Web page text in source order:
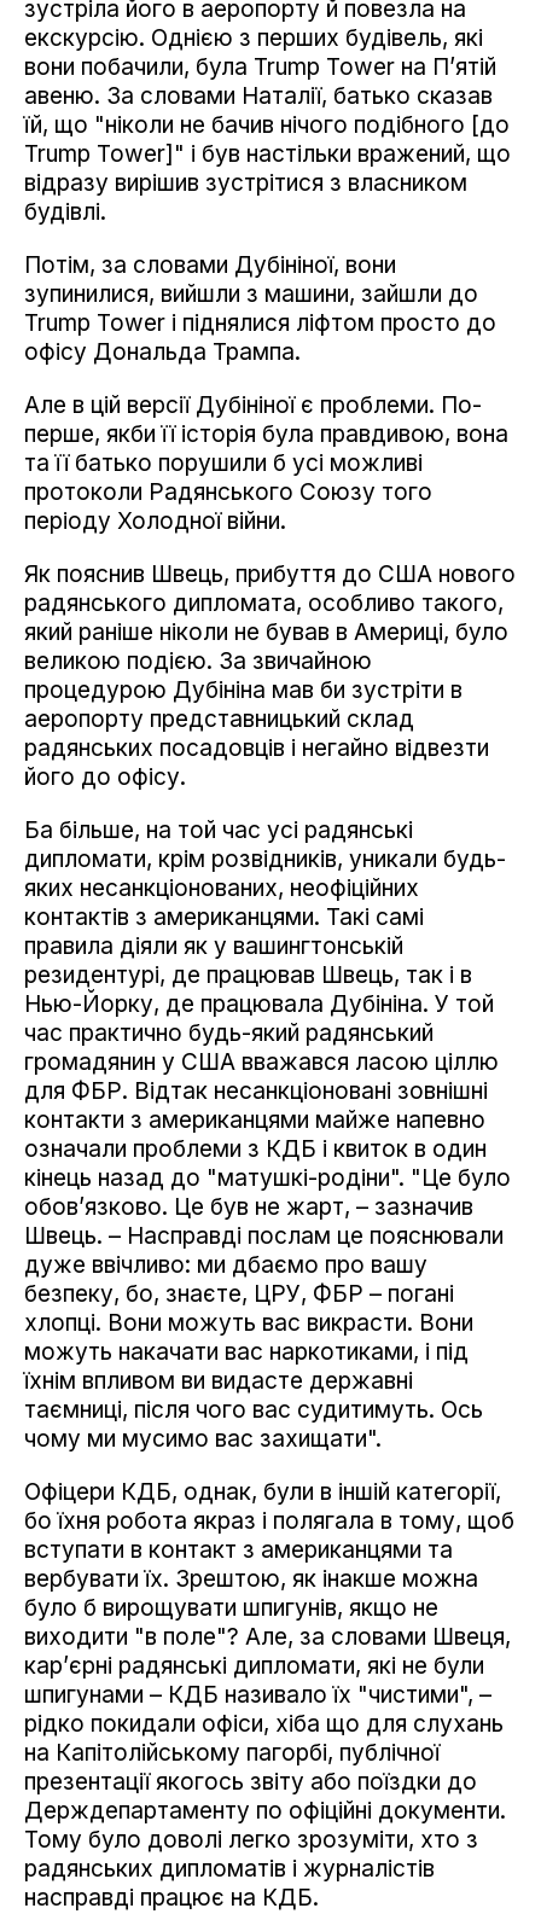
зустріла його в аеропорту й повезла на
екскурсію. Однією з перших будівель, які
вони побачили, була Trump Tower на П’ятій
авеню. За словами Наталії, батько сказав
їй, що "ніколи не бачив нічого подібного [до
Trump Tower]" і був настільки вражений, що
відразу вирішив зустрітися з власником
будівлі.
Потім, за словами Дубініної, вони
зупинилися, вийшли з машини, зайшли до
Trump Tower і піднялися ліфтом просто до
офісу Дональда Трампа.
Але в цій версії Дубініної є проблеми. По-
перше, якби її історія була правдивою, вона
та її батько порушили б усі можливі
протоколи Радянського Союзу того
періоду Холодної війни.
Як пояснив Швець, прибуття до США нового
радянського дипломата, особливо такого,
який раніше ніколи не бував в Америці, було
великою подією. За звичайною
процедурою Дубініна мав би зустріти в
аеропорту представницький склад
радянських посадовців і негайно відвезти
його до офісу.
Ба більше, на той час усі радянські
дипломати, крім розвідників, уникали будь-
яких несанкціонованих, неофіційних
контактів з американцями. Такі самі
правила діяли як у вашингтонській
резидентурі, де працював Швець, так і в
Нью-Йорку, де працювала Дубініна. У той
час практично будь-який радянський
громадянин у США вважався ласою ціллю
для ФБР. Відтак несанкціоновані зовнішні
контакти з американцями майже напевно
означали проблеми з КДБ і квиток в один
кінець назад до "матушкі-родіни". "Це було
обов’язково. Це був не жарт, – зазначив
Швець. – Насправді послам це пояснювали
дуже ввічливо: ми дбаємо про вашу
безпеку, бо, знаєте, ЦРУ, ФБР – погані
хлопці. Вони можуть вас викрасти. Вони
можуть накачати вас наркотиками, і під
їхнім впливом ви видасте державні
таємниці, після чого вас судитимуть. Ось
чому ми мусимо вас захищати".
Офіцери КДБ, однак, були в іншій категорії,
бо їхня робота якраз і полягала в тому, щоб
вступати в контакт з американцями та
вербувати їх. Зрештою, як інакше можна
було б вирощувати шпигунів, якщо не
виходити "в поле"? Але, за словами Швеця,
кар’єрні радянські дипломати, які не були
шпигунами – КДБ називало їх "чистими", –
рідко покидали офіси, хіба що для слухань
на Капітолійському пагорбі, публічної
презентації якогось звіту або поїздки до
Держдепартаменту по офіційні документи.
Тому було доволі легко зрозуміти, хто з
радянських дипломатів і журналістів
насправді працює на КДБ.